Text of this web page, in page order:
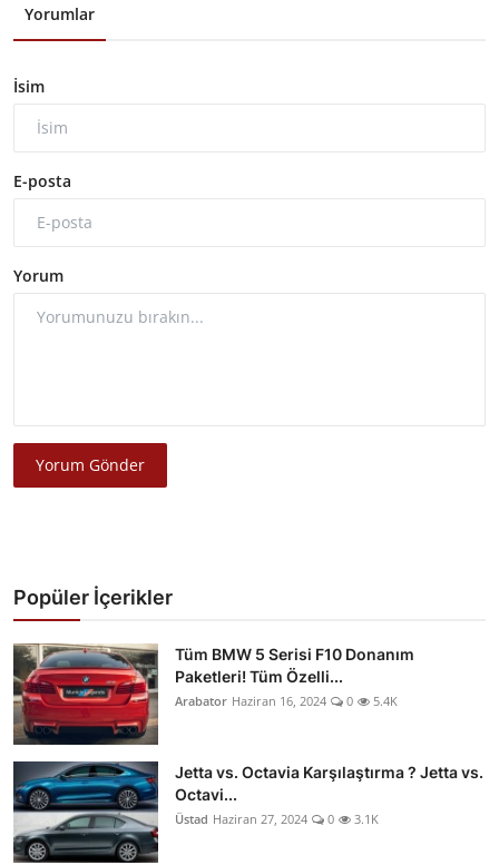
Yorumlar
İsim
E-posta
Yorum
Yorum Gönder
Popüler İçerikler
Tüm BMW 5 Serisi F10 Donanım
Paketleri! Tüm Özelli...
Arabator Haziran 16, 2024 0 5.4K
Jetta vs. Octavia Karşılaştırma ? Jetta vs.
Octavi...
Üstad Haziran 27, 2024 0 3.1K